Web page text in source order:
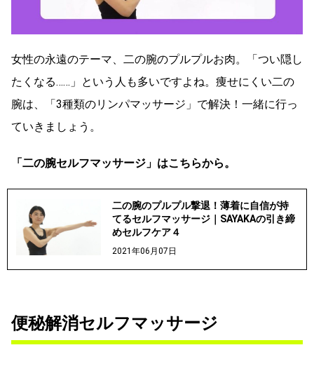
女性の永遠のテーマ、二の腕のプルプルお肉。「つい隠し
たくなる……」という人も多いですよね。痩せにくい二の
腕は、「3種類のリンパマッサージ」で解決！一緒に行っ
ていきましょう。
「二の腕セルフマッサージ」はこちらから。
二の腕のプルプル撃退！薄着に自信が持
てるセルフマッサージ｜SAYAKAの引き締
めセルフケア４
2021年06月07日
便秘解消セルフマッサージ